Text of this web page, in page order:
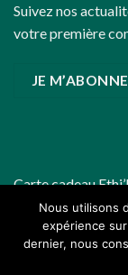
Suivez nos
votre première
JE M’ABONNE
Carte cadeau
Nous utilisons
expérience
dernier, nous